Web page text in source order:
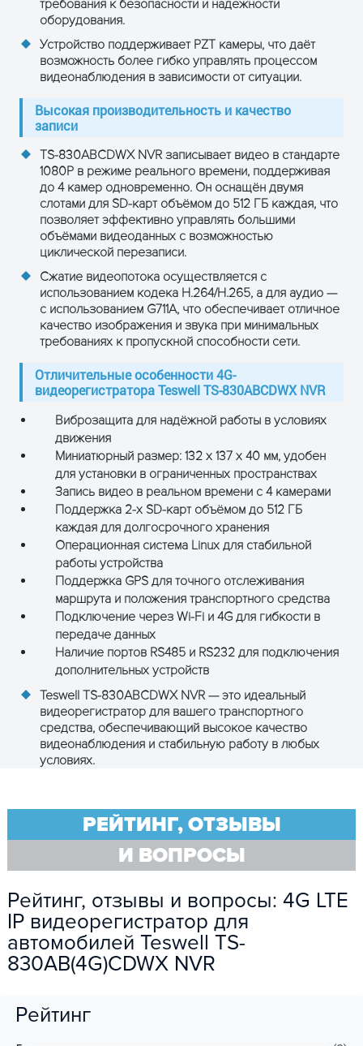
требования к безопасности и надежности
оборудования.
Устройство поддерживает PZT камеры, что даёт
возможность более гибко управлять процессом
видеонаблюдения в зависимости от ситуации.
Высокая производительность и качество
записи
TS-830ABCDWX NVR записывает видео в стандарте
1080P в режиме реального времени, поддерживая
до 4 камер одновременно. Он оснащён двумя
слотами для SD-карт объёмом до 512 ГБ каждая, что
позволяет эффективно управлять большими
объёмами видеоданных с возможностью
циклической перезаписи.
Сжатие видеопотока осуществляется с
использованием кодека H.264/H.265, а для аудио —
с использованием G711A, что обеспечивает отличное
качество изображения и звука при минимальных
требованиях к пропускной способности сети.
Отличительные особенности 4G-
видеорегистратора Teswell TS-830ABCDWX NVR
Виброзащита для надёжной работы в условиях
движения
Миниатюрный размер: 132 х 137 х 40 мм, удобен
для установки в ограниченных пространствах
Запись видео в реальном времени с 4 камерами
Поддержка 2-х SD-карт объёмом до 512 ГБ
каждая для долгосрочного хранения
Операционная система Linux для стабильной
работы устройства
Поддержка GPS для точного отслеживания
маршрута и положения транспортного средства
Подключение через Wi-Fi и 4G для гибкости в
передаче данных
Наличие портов RS485 и RS232 для подключения
дополнительных устройств
Teswell TS-830ABCDWX NVR — это идеальный
видеорегистратор для вашего транспортного
средства, обеспечивающий высокое качество
видеонаблюдения и стабильную работу в любых
условиях.
модуль (опция)
GPS
Встроенный GPS-модуль
(опция)
Интерфейсы
расширения
RS232: Да
Intercom: Да
Акселерометр: Встроенный
акселерометр
CANBus: Встроенный CANBus
порт (опция)
Прочее
Энергопотребление DC 9-36
В, ≤8 Вт
Диапазон рабочих
температур -40°C…+70°C,
влажность ≤80%
Вес: 600 г без SD-карт
ОСТАВЬТЕ ЗАЯВКУ
и получите консультацию
ПОЛУЧИТЬ КОНСУЛЬТАЦИЮ
РЕЙТИНГ, ОТЗЫВЫ
И ВОПРОСЫ
Рейтинг, отзывы и вопросы: 4G LTE
IP видеорегистратор для
автомобилей Teswell TS-
830AB(4G)CDWX NVR
Рейтинг